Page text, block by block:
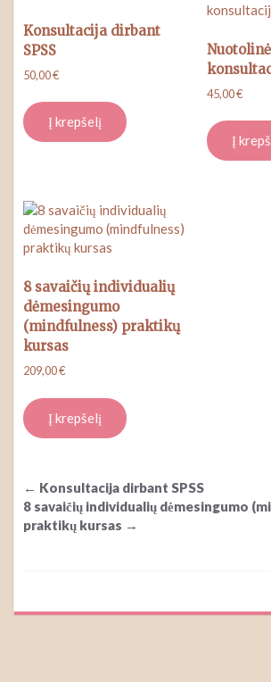
Konsultacija dirbant
SPSS
50,00€
Į krepšelį
45,00€
Į
8 savaičių individualių
dėmesingumo
(mindfulness) praktikų
kursas
209,00€
Į krepšelį
Post
navigation
← Konsultacija dirbant SPSS
8 savaičių individualių dėmesingumo
praktikų kursas →